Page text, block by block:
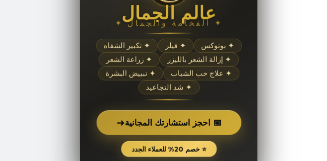
عالم الجمال
✦ الفخامة والجمال ✦
✦ بوتوكس ✦ فيلر
✦ تكبير الشفاه
✦ إزالة الشعر بالليزر
✦ زراعة الشعر
✦ علاج حب الشباب
✦ تبييض البشرة
✦ شد التجاعيد
📅 احجز استشارتك المجانية➜
⭐ خصم 20% للعملاء الجدد